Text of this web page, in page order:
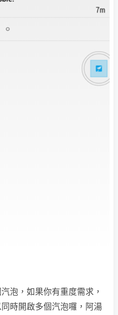
泡，如果你有重度需求，
時開啟多個汽泡囉，阿湯